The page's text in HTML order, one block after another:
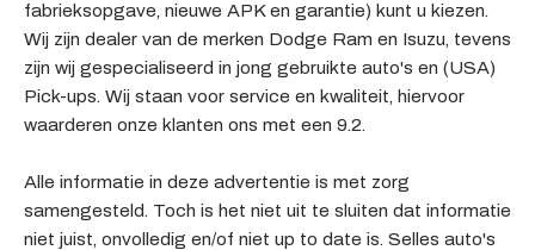
fabrieksopgave, nieuwe APK en garantie) kunt u kiezen.
Wij zijn dealer van de merken Dodge Ram en Isuzu, tevens
zijn wij gespecialiseerd in jong gebruikte auto's en (USA)
Pick-ups. Wij staan voor service en kwaliteit, hiervoor
waarderen onze klanten ons met een 9.2.
Alle informatie in deze advertentie is met zorg
samengesteld. Toch is het niet uit te sluiten dat informatie
niet juist, onvolledig en/of niet up to date is. Selles auto's